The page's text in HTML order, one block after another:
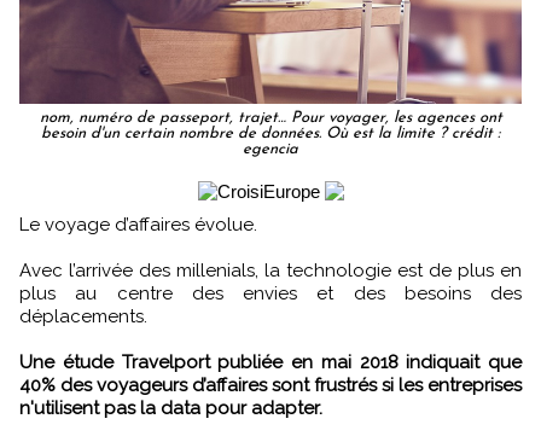
nom, numéro de passeport, trajet… Pour voyager, les agences ont
besoin d'un certain nombre de données. Où est la limite ? crédit :
egencia
Le voyage d’affaires évolue.
Avec l’arrivée des millenials, la technologie est de plus en
plus au centre des envies et des besoins des
déplacements.
Une étude Travelport publiée en mai 2018 indiquait que
40% des voyageurs d’affaires sont frustrés si les entreprises
n'utilisent pas la data pour adapter.